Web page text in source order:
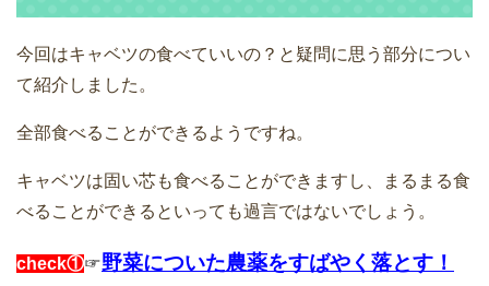
今回はキャベツの食べていいの？と疑問に思う部分につい
て紹介しました。
全部食べることができるようですね。
キャベツは固い芯も食べることができますし、まるまる食
べることができるといっても過言ではないでしょう。
check①☞野菜についた農薬をすばやく落とす！